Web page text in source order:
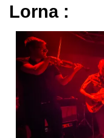
Lorna :